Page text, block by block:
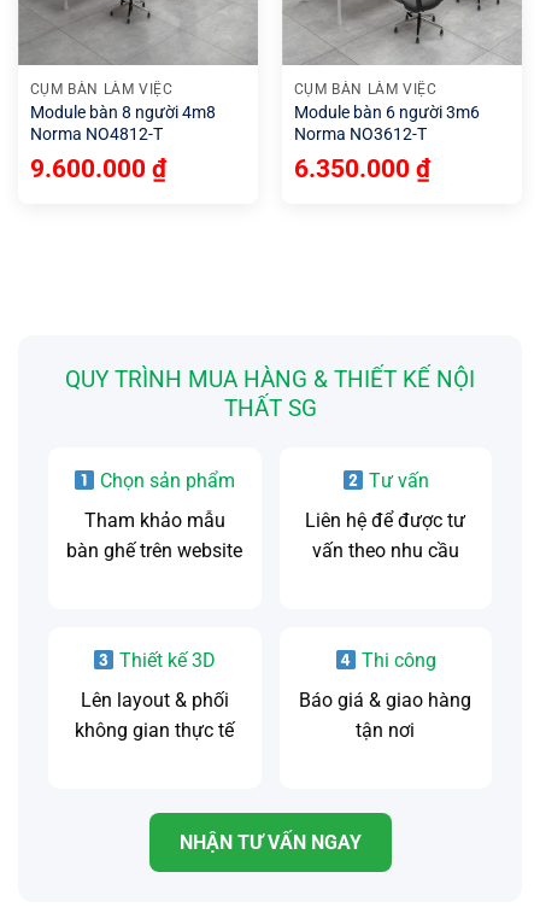
CỤM BÀN LÀM VIỆC
Module bàn 8 người 4m8
Norma NO4812-T
9.600.000 ₫
CỤM BÀN LÀM VIỆC
Module bàn 6 người 3m6
Norma NO3612-T
6.350.000 ₫
QUY TRÌNH MUA HÀNG & THIẾT KẾ NỘI
THẤT SG
Chọn sản phẩm
Tham khảo mẫu
bàn ghế trên website
Tư vấn
Liên hệ để được tư
vấn theo nhu cầu
Thiết kế 3D
Lên layout & phối
không gian thực tế
Thi công
Báo giá & giao hàng
tận nơi
NHẬN TƯ VẤN NGAY